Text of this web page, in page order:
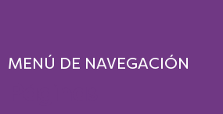
MENÚ DE NAVEGACIÓN